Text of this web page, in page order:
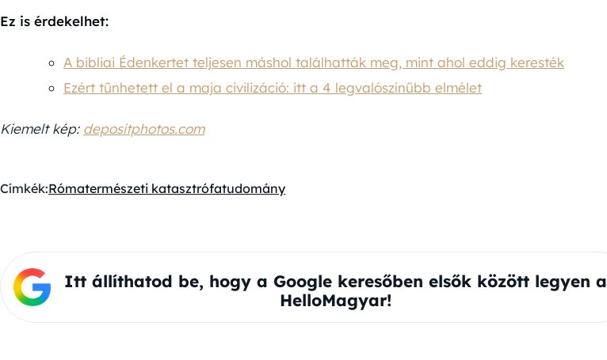
Ez is érdekelhet:
A bibliai Édenkertet teljesen máshol találhatták meg, mint ahol eddig keresték
Ezért tűnhetett el a maja civilizáció: itt a 4 legvalószínűbb elmélet
Kiemelt kép: depositphotos.com
Címkék:Rómatermészeti katasztrófatudomány
Itt állíthatod be, hogy a Google keresőben elsők között legyen a
HelloMagyar!